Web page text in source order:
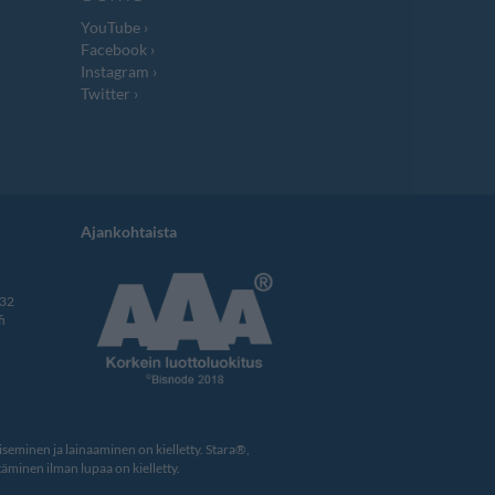
YouTube
Facebook
Instagram
Twitter
Ajankohtaista
ja lainaaminen on kielletty. Stara®,
ilman lupaa on kielletty.